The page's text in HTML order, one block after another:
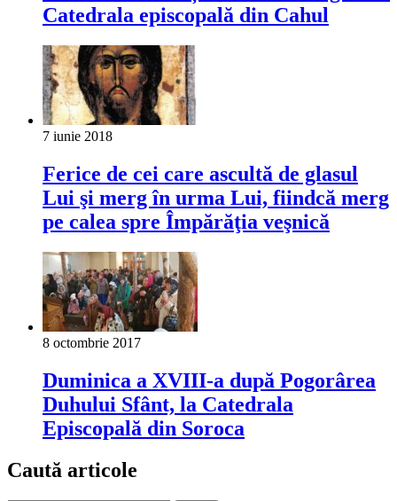
Catedrala episcopală din Cahul
7 iunie 2018
Ferice de cei care ascultă de glasul
Lui şi merg în urma Lui, fiindcă merg
pe calea spre Împărăţia veşnică
8 octombrie 2017
Duminica a XVIII-a după Pogorârea
Duhului Sfânt, la Catedrala
Episcopală din Soroca
Caută articole